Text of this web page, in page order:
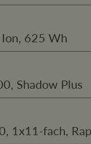
Ion, 625 Wh
Shadow Plus
1x11-fach,